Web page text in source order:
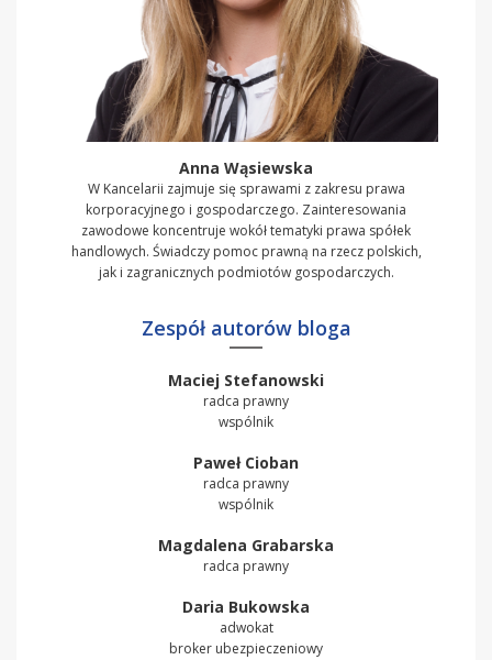
Anna Wąsiewska
W Kancelarii zajmuje się sprawami z zakresu prawa
korporacyjnego i gospodarczego. Zainteresowania
zawodowe koncentruje wokół tematyki prawa spółek
handlowych. Świadczy pomoc prawną na rzecz polskich,
jak i zagranicznych podmiotów gospodarczych.
Zespół autorów bloga
Maciej Stefanowski
radca prawny
wspólnik
Paweł Cioban
radca prawny
wspólnik
Magdalena Grabarska
radca prawny
Daria Bukowska
adwokat
broker ubezpieczeniowy